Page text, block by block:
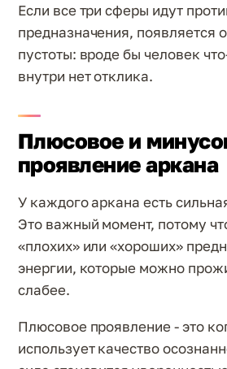
Если все три сферы идут
предназначения, появляется
пустоты: вроде бы человек
внутри нет отклика.
Плюсовое и
проявление аркана
У каждого аркана есть
Это важный момент, потому
«плохих» или «хороших»
энергии, которые можно
слабее.
Плюсовое проявление - это
использует качество